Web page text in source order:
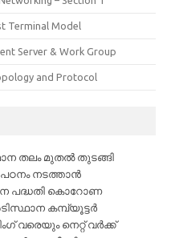
Terminal Model
Server & Work Group
and Protocol
തലം മുതൽ തുടങ്ങി
നടത്താൻ
പദ്ധതി കൊറോണ
കമ്പ്യൂട്ടർ
വരെയും നെറ്റ് വർക്ക്‌